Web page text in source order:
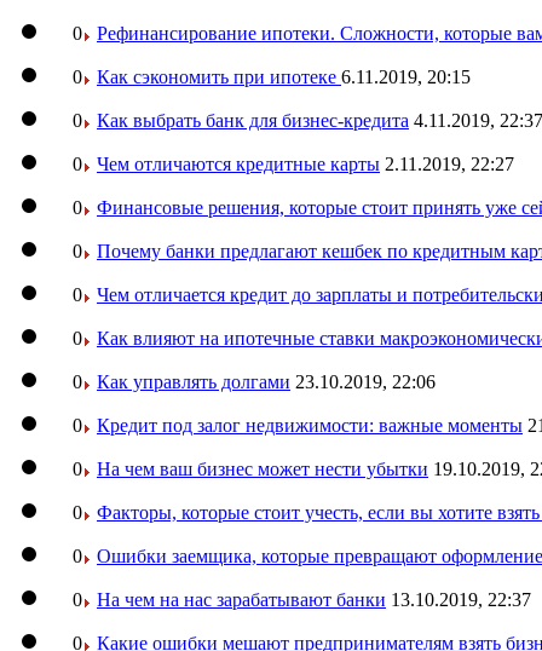
0 Рефинансирование ипотеки. Сложности, которые
0 Как сэкономить при ипотеке 6.11.2019, 20:15
0 Как выбрать банк для бизнес-кредита 4.11.2019, 22:37
0 Чем отличаются кредитные карты 2.11.2019, 22:27
0 Финансовые решения, которые стоит принять уже
0 Почему банки предлагают кешбек по кредитным
0 Чем отличается кредит до зарплаты и
0 Как влияют на ипотечные ставки
0 Как управлять долгами 23.10.2019, 22:06
0 Кредит под залог недвижимости: важные моменты
0 На чем ваш бизнес может нести убытки 19.10.2019,
0 Факторы, которые стоит учесть, если вы хотите
0 Ошибки заемщика, которые превращают оформление
0 На чем на нас зарабатывают банки 13.10.2019, 22:37
0 Какие ошибки мешают предпринимателям взять